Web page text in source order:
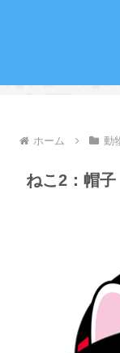
ホーム 動
ねこ2：帽子